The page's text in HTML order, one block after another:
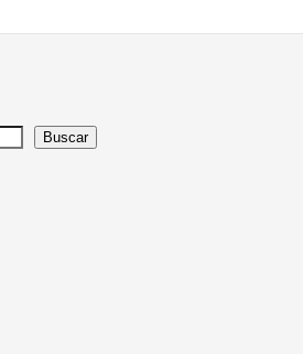
Buscar